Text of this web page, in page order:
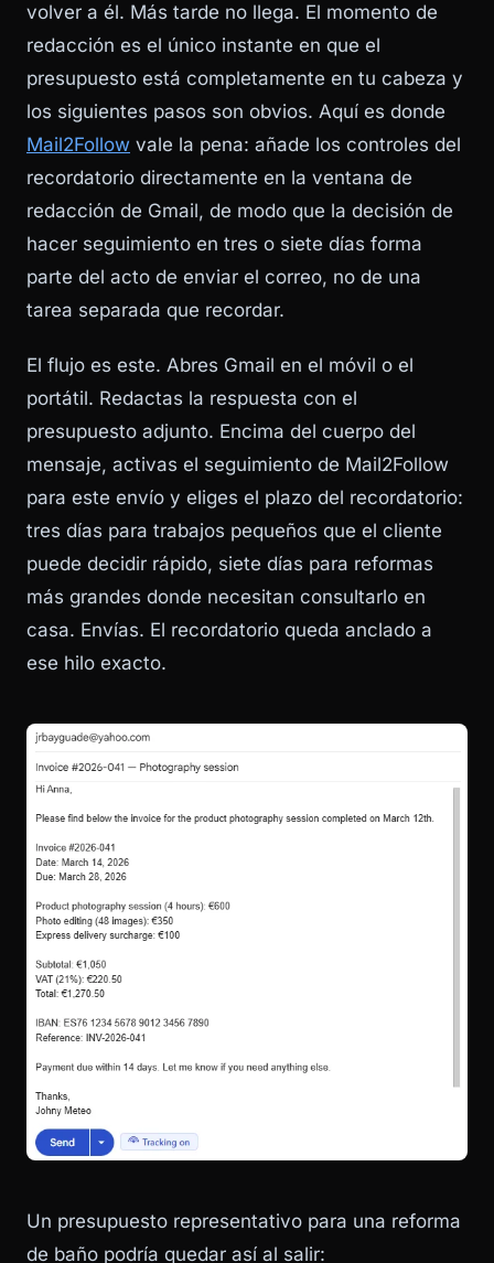
volver a él. Más tarde no llega. El momento de
redacción es el único instante en que el
presupuesto está completamente en tu cabeza y
los siguientes pasos son obvios. Aquí es donde
Mail2Follow vale la pena: añade los controles del
recordatorio directamente en la ventana de
redacción de Gmail, de modo que la decisión de
hacer seguimiento en tres o siete días forma
parte del acto de enviar el correo, no de una
tarea separada que recordar.
El flujo es este. Abres Gmail en el móvil o el
portátil. Redactas la respuesta con el
presupuesto adjunto. Encima del cuerpo del
mensaje, activas el seguimiento de Mail2Follow
para este envío y eliges el plazo del recordatorio:
tres días para trabajos pequeños que el cliente
puede decidir rápido, siete días para reformas
más grandes donde necesitan consultarlo en
casa. Envías. El recordatorio queda anclado a
ese hilo exacto.
Un presupuesto representativo para una reforma
de baño podría quedar así al salir: